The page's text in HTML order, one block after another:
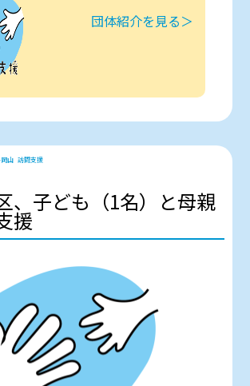
団体紹介を見る＞
山 訪問支援
、子ども（1名）と母親
援